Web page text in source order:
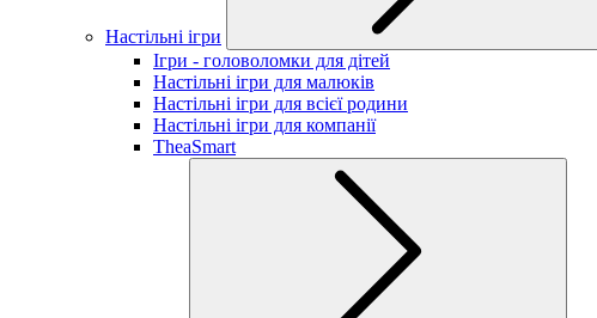
Настільні ігри
Ігри - головоломки для дітей
Настільні ігри для малюків
Настільні ігри для всієї родини
Настільні ігри для компанії
TheaSmart